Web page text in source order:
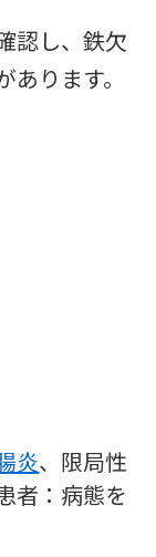
認し、鉄欠
ります。
炎、限局性
者：病態を